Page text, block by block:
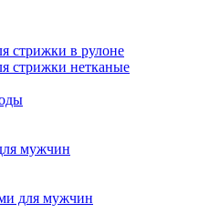
стрижки в рулоне
стрижки нетканые
мужчин
для мужчин